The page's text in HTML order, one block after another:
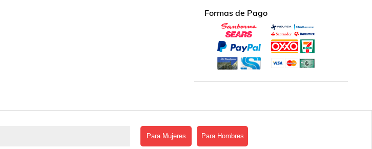
Formas de Pago
Para Mujeres Para Hombres